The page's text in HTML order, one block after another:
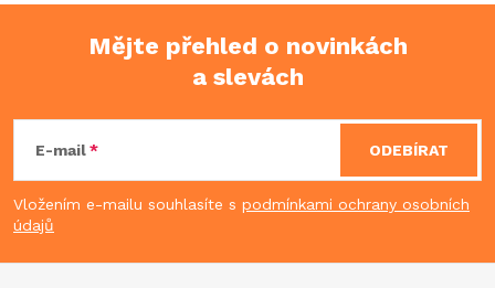
p
a
Mějte přehled o novinkách
a slevách
E-mail
Vložením e-mailu souhlasíte s podmínkami ochrany osobních
údajů
ODEBÍRAT